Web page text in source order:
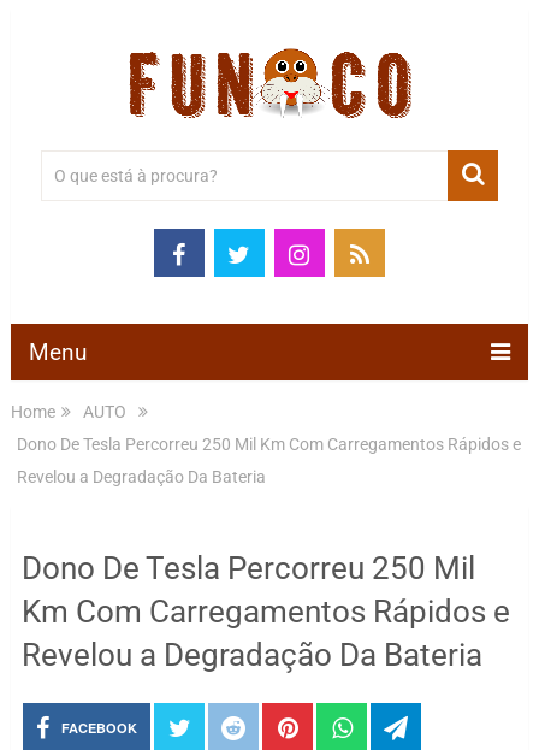
Menu
Home
AUTO
Dono De Tesla Percorreu 250 Mil Km Com Carregamentos Rápidos e
Revelou a Degradação Da Bateria
Dono De Tesla Percorreu 250 Mil
Km Com Carregamentos Rápidos e
Revelou a Degradação Da Bateria
FACEBOOK